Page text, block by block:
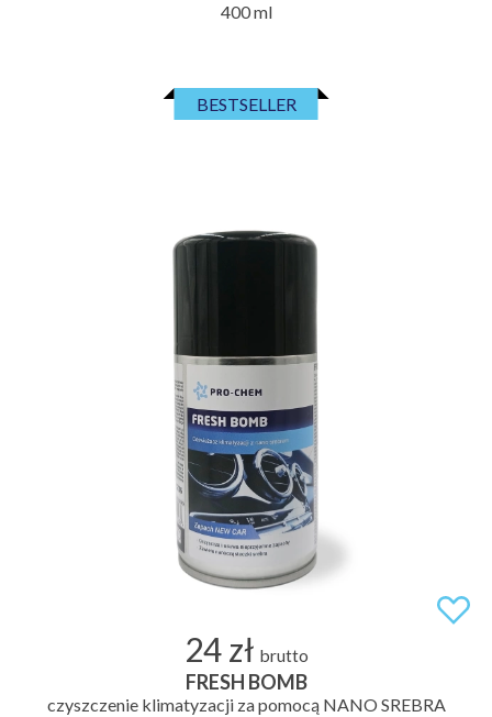
400 ml
BESTSELLER
24 zł brutto
FRESH BOMB
czyszczenie klimatyzacji za pomocą NANO SREBRA